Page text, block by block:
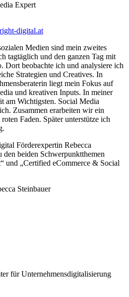
Expert
digital.at
Medien sind mein zweites
tagtäglich und den ganzen Tag mit
Dort beobachte ich und analysiere ich
Strategien und Creatives. In
liegt mein Fokus auf
und kreativen Inputs. In meiner
am Wichtigsten. Social Media
Zusammen erarbeiten wir ein
Faden. Später unterstütze ich
Förderexpertin Rebecca
den beiden Schwerpunktthemen
und „Certified eCommerce & Social
für Unternehmensdigitalisierung